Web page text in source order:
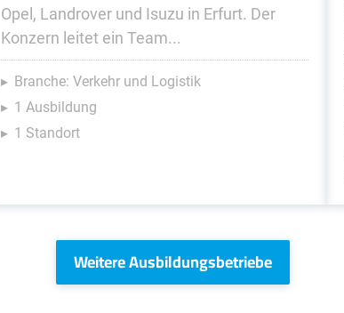
Opel, Landrover und Isuzu in Erfurt. Der
Konzern leitet ein Team...
Branche: Verkehr und Logistik
1 Ausbildung
1 Standort
Weitere Ausbildungsbetriebe